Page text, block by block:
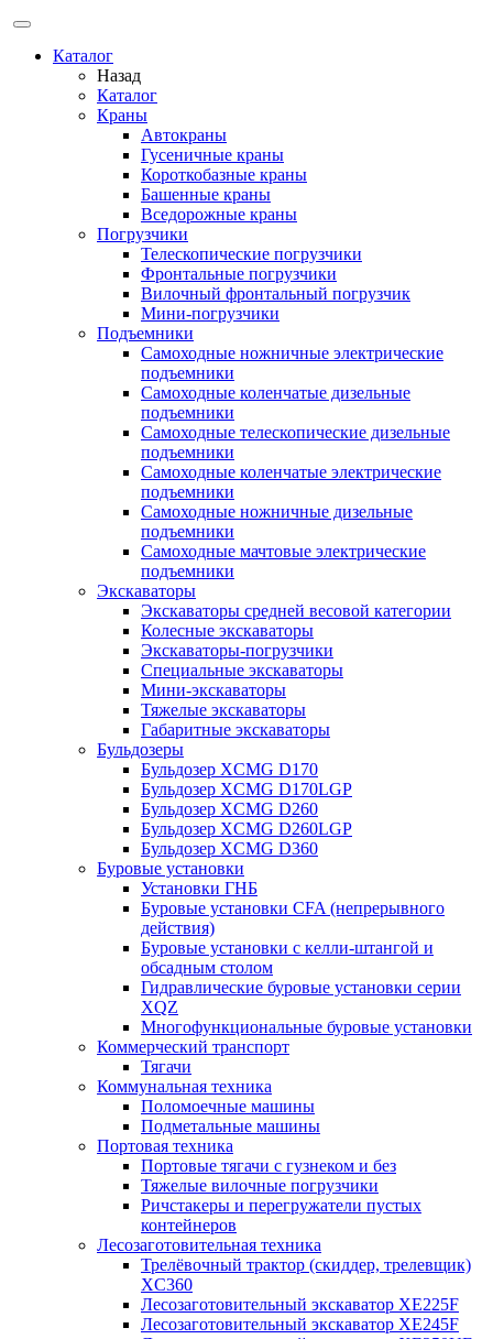
Каталог
Назад
Каталог
Краны
Автокраны
Гусеничные краны
Короткобазные краны
Башенные краны
Вcедорожные краны
Погрузчики
Телескопические погрузчики
Фронтальные погрузчики
Вилочный фронтальный погрузчик
Мини-погрузчики
Подъемники
Самоходные ножничные электрические
подъемники
Самоходные коленчатые дизельные
подъемники
Самоходные телескопические дизельные
подъемники
Самоходные коленчатые электрические
подъемники
Самоходные ножничные дизельные
подъемники
Самоходные мачтовые электрические
подъемники
Экскаваторы
Экскаваторы средней весовой категории
Колесные экскаваторы
Экскаваторы-погрузчики
Специальные экскаваторы
Мини-экскаваторы
Тяжелые экскаваторы
Габаритные экскаваторы
Бульдозеры
Бульдозер XCMG D170
Бульдозер XCMG D170LGP
Бульдозер XCMG D260
Бульдозер XCMG D260LGP
Бульдозер XCMG D360
Буровые установки
Установки ГНБ
Буровые установки CFA (непрерывного
действия)
Буровые установки с келли-штангой и
обсадным столом
Гидравлические буровые установки серии
XQZ
Многофункциональные буровые установки
Коммерческий транспорт
Тягачи
Коммунальная техника
Поломоечные машины
Подметальные машины
Портовая техника
Портовые тягачи с гузнеком и без
Тяжелые вилочные погрузчики
Ричстакеры и перегружатели пустых
контейнеров
Лесозаготовительная техника
Трелёвочный трактор (скиддер, трелевщик)
XC360
Лесозаготовительный экскаватор XE225F
Лесозаготовительный экскаватор XE245F